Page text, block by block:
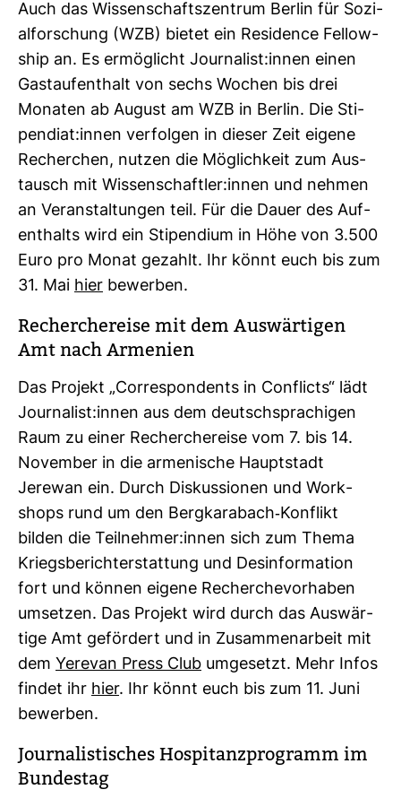
Auch das Wis­sen­schafts­zen­trum Berlin für Sozi­
al­for­schung (WZB) bietet ein Resi­dence Fel­low­
ship an. Es ermög­licht Jour­na­list:innen einen
Gast­auf­ent­halt von sechs Wochen bis drei
Monaten ab August am WZB in Berlin. Die Sti­
pen­diat:innen ver­folgen in dieser Zeit eigene
Recher­chen, nutzen die Mög­lich­keit zum Aus­
tausch mit Wis­sen­schaftler:innen und nehmen
an Ver­an­stal­tungen teil. Für die Dauer des Auf­
ent­halts wird ein Sti­pen­dium in Höhe von 3.500
Euro pro Monat gezahlt. Ihr könnt euch bis zum
31. Mai hier bewerben.
Recher­che­reise mit dem Aus­wär­tigen
Amt nach Arme­nien
Das Pro­jekt „Cor­re­spondents in Con­flicts“ lädt
Jour­na­list:innen aus dem deutsch­spra­chigen
Raum zu einer Recher­che­reise vom 7. bis 14.
November in die arme­ni­sche Haupt­stadt
Jerewan ein. Durch Dis­kus­sionen und Work­
shops rund um den Berg­ka­ra­bach-​Kon­flikt
bilden die Teil­nehmer:innen sich zum Thema
Kriegs­be­richt­erstat­tung und Des­in­for­ma­tion
fort und können eigene Recher­che­vor­haben
umsetzen. Das Pro­jekt wird durch das Aus­wär­
tige Amt geför­dert und in Zusam­men­ar­beit mit
dem Yerevan Press Club umge­setzt. Mehr Infos
findet ihr hier. Ihr könnt euch bis zum 11. Juni
bewerben.
Jour­na­lis­ti­sches Hos­pi­tanz­pro­gramm im
Bun­destag